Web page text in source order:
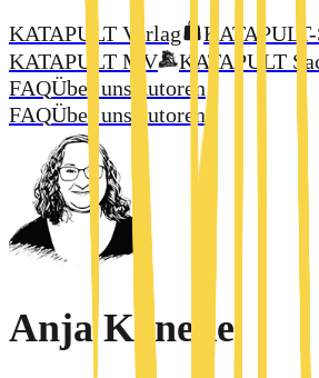
KATAPULT Verlag
KATAPULT MV
KATAPULT
FAQÜber uns Autoren
FAQÜber uns Autoren
Anja Köneke